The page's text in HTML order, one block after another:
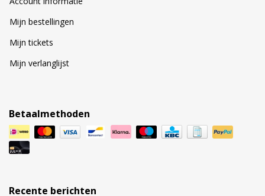
Mijn bestellingen
Mijn tickets
Mijn verlanglijst
Betaalmethoden
Recente berichten